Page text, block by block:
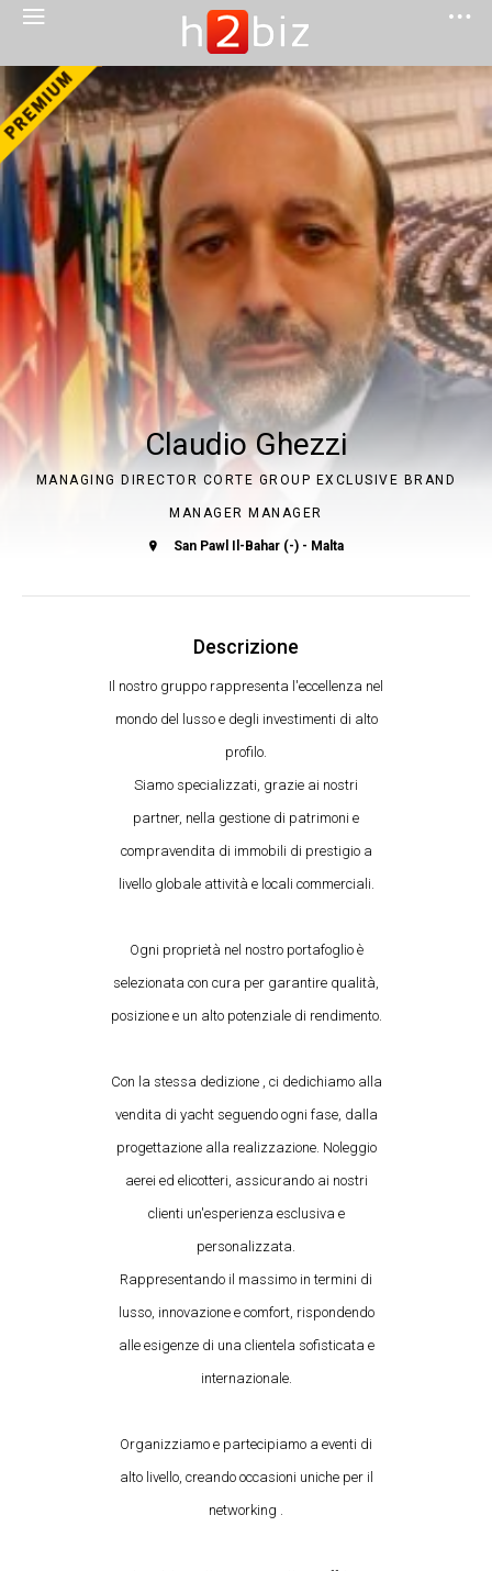
Claudio Ghezzi
MANAGING DIRECTOR CORTE GROUP EXCLUSIVE BRAND
MANAGER MANAGER
San Pawl Il-Bahar (-) - Malta
Descrizione
Il nostro gruppo rappresenta l'eccellenza nel
mondo del lusso e degli investimenti di alto
profilo.
Siamo specializzati, grazie ai nostri
partner, nella gestione di patrimoni e
compravendita di immobili di prestigio a
livello globale attività e locali commerciali.
Ogni proprietà nel nostro portafoglio è
selezionata con cura per garantire qualità,
posizione e un alto potenziale di rendimento.
Con la stessa dedizione , ci dedichiamo alla
vendita di yacht seguendo ogni fase, dalla
progettazione alla realizzazione. Noleggio
aerei ed elicotteri, assicurando ai nostri
clienti un'esperienza esclusiva e
personalizzata.
Rappresentando il massimo in termini di
lusso, innovazione e comfort, rispondendo
alle esigenze di una clientela sofisticata e
internazionale.
Organizziamo e partecipiamo a eventi di
alto livello, creando occasioni uniche per il
networking .